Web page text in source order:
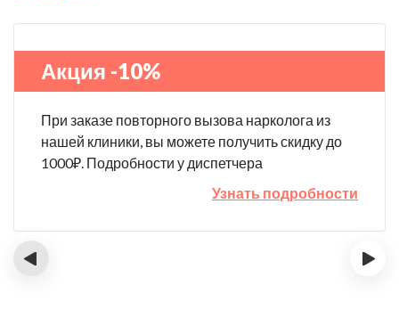
Акция -10%
При заказе повторного вызова нарколога из
нашей клиники, вы можете получить скидку до
1000₽. Подробности у диспетчера
Узнать подробности
‹ ›